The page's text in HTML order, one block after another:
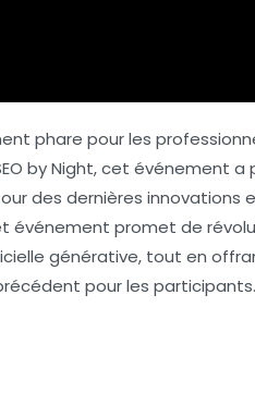
phare pour les
by Night, cet événement a
des dernières innovations
événement promet de
générative, tout en
pour les participants.